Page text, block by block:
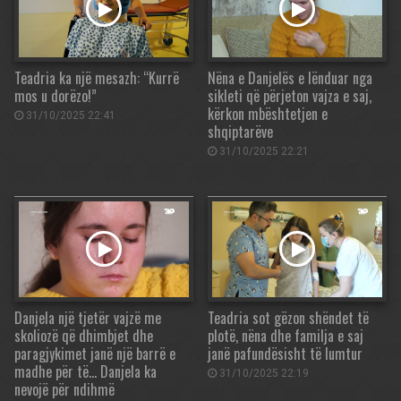
Teadria ka një mesazh: “Kurrë
mos u dorëzo!”
31/10/2025 22:41
Nëna e Danjelës e lënduar nga
sikleti që përjeton vajza e saj,
kërkon mbështetjen e
shqiptarëve
31/10/2025 22:21
Danjela një tjetër vajzë me
skoliozë që dhimbjet dhe
paragjykimet janë një barrë e
madhe për të… Danjela ka
nevojë për ndihmë
Teadria sot gëzon shëndet të
plotë, nëna dhe familja e saj
janë pafundësisht të lumtur
31/10/2025 22:19